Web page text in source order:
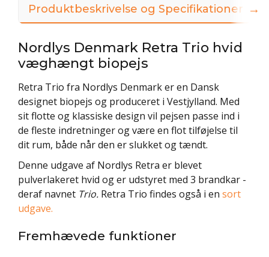
Produktbeskrivelse og Specifikationer
Nordlys Denmark Retra Trio hvid
væghængt biopejs
Retra Trio fra Nordlys Denmark er en Dansk
designet biopejs og produceret i Vestjylland. Med
sit flotte og klassiske design vil pejsen passe ind i
de fleste indretninger og være en flot tilføjelse til
dit rum, både når den er slukket og tændt.
Denne udgave af Nordlys Retra er blevet
pulverlakeret hvid og er udstyret med 3 brandkar -
deraf navnet Trio. Retra Trio findes også i en sort
udgave.
Fremhævede funktioner
→